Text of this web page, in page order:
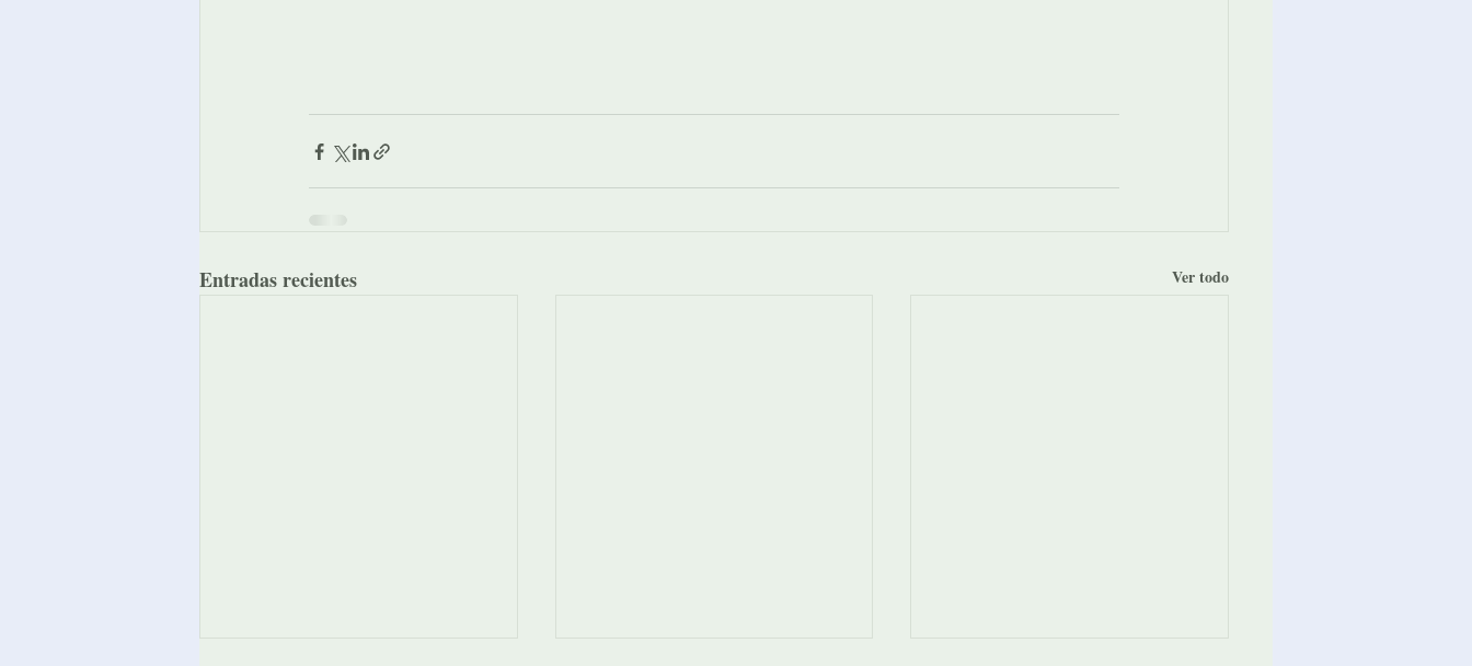
Entradas recientes Ver todo